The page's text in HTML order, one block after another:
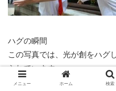
ハグの瞬間
この写真では、光が創をハグ
られています。
創の驚いた表情と、光の元気
メニュー ホーム 検索